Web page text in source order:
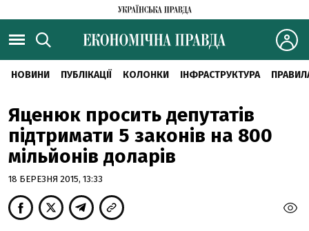
НОВИНИ ПУБЛІКАЦІЇ КОЛОНКИ ІНФРАСТРУКТУРА
Яценюк просить депутатів
підтримати 5 законів на 800
мільйонів доларів
18 БЕРЕЗНЯ 2015, 13:33